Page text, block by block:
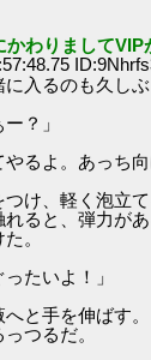
かわりまして
入るのも久しぶ
？」
るよ。あっち向
け、軽く泡立て
ると、弾力が
。
たいよ！」
と手を伸ばす。
つるだ。